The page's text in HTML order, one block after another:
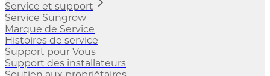
Service et support
Service Sungrow
Marque de Service
Histoires de service
Support pour Vous
Support des installateurs